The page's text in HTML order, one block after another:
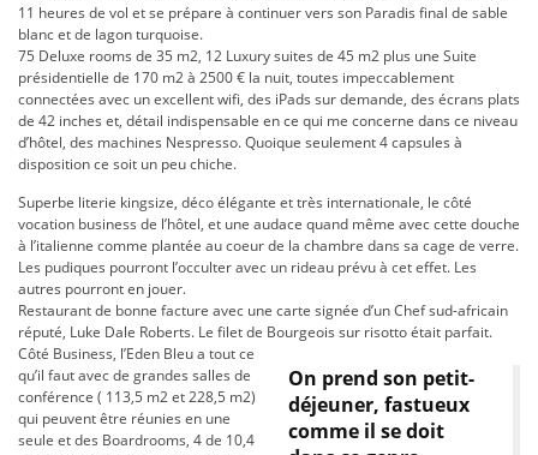
11 heures de vol et se prépare à continuer vers son Paradis final de sable
blanc et de lagon turquoise.
75 Deluxe rooms de 35 m2, 12 Luxury suites de 45 m2 plus une Suite
présidentielle de 170 m2 à 2500 € la nuit, toutes impeccablement
connectées avec un excellent wifi, des iPads sur demande, des écrans plats
de 42 inches et, détail indispensable en ce qui me concerne dans ce niveau
d’hôtel, des machines Nespresso. Quoique seulement 4 capsules à
disposition ce soit un peu chiche.
Superbe literie kingsize, déco élégante et très internationale, le côté
vocation business de l’hôtel, et une audace quand même avec cette douche
à l’italienne comme plantée au coeur de la chambre dans sa cage de verre.
Les pudiques pourront l’occulter avec un rideau prévu à cet effet. Les
autres pourront en jouer.
Restaurant de bonne facture avec une carte signée d’un Chef sud-africain
réputé, Luke Dale Roberts. Le filet de Bourgeois sur risotto était parfait.
On prend son petit-
déjeuner, fastueux
comme il se doit
Côté Business, l’Eden Bleu a tout ce
qu’il faut avec de grandes salles de
conférence ( 113,5 m2 et 228,5 m2)
qui peuvent être réunies en une
seule et des Boardrooms, 4 de 10,4